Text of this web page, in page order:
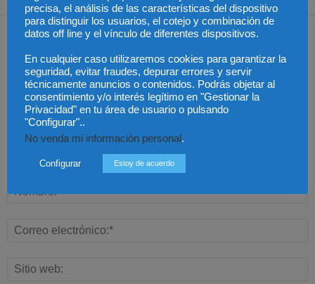
Dejar una respuesta
precisa, el análisis de las características del dispositivo
para distinguir los usuarios, el cotejo y combinación de
datos off line y el vínculo de diferentes dispositivos.
En cualquier caso utilizaremos cookies para garantizar la
seguridad, evitar fraudes, depurar errores y servir
técnicamente anuncios o contenidos. Podrás objetar al
consentimiento y/o interés legítimo en "Gestionar la
Privacidad" en tu área de usuario o pulsando
"Configurar"..
No venda mi información personal.
Configurar Estoy de acuerdo